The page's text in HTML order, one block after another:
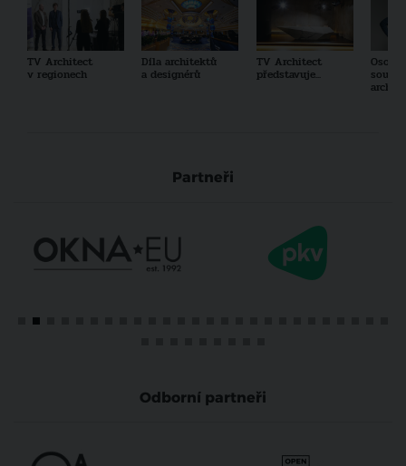
TV Architect
v regionech
Díla architektů
a designérů
TV Architect
představuje...
Partneři
Odborní partneři